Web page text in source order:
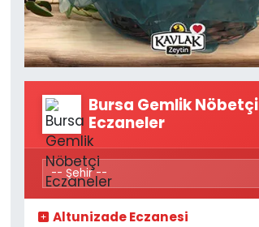
Bursa Gemlik Nöbetçi
Eczaneler
Altunizade Eczanesi